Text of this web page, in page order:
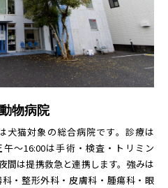
物病院
犬猫対象の総合病院です。診療は
午〜16:00は手術・検査・トリミン
間は提携救急と連携します。強みは
・整形外科・皮膚科・腫瘍科・眼